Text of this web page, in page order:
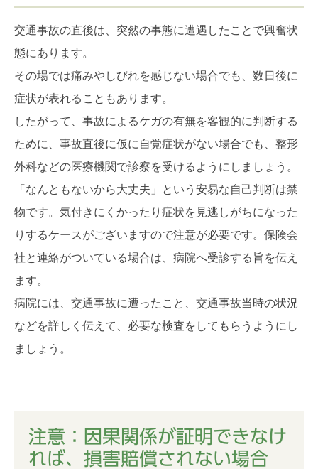
交通事故の直後は、突然の事態に遭遇したことで興奮状
態にあります。
その場では痛みやしびれを感じない場合でも、数日後に
症状が表れることもあります。
したがって、事故によるケガの有無を客観的に判断する
ために、事故直後に仮に自覚症状がない場合でも、整形
外科などの医療機関で診察を受けるようにしましょう。
「なんともないから大丈夫」という安易な自己判断は禁
物です。気付きにくかったり症状を見逃しがちになった
りするケースがございますので注意が必要です。保険会
社と連絡がついている場合は、病院へ受診する旨を伝え
ます。
病院には、交通事故に遭ったこと、交通事故当時の状況
などを詳しく伝えて、必要な検査をしてもらうようにし
ましょう。
注意：因果関係が証明できなけ
れば、損害賠償されない場合